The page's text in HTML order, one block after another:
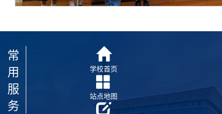
常
用
服
务
学校首页
站点地图